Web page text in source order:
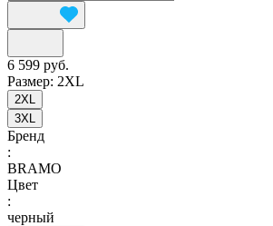
6 599 руб.
Размер: 2XL
2XL
3XL
Бренд
:
BRAMO
Цвет
:
черный